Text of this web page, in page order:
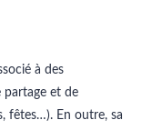
à des
partage et de
fêtes…). En outre, sa